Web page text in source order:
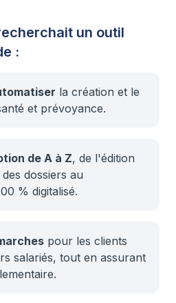
un outil
:
la création et le
et prévoyance.
de A à Z, de l'édition
dossiers au
% digitalisé.
pour les clients
salariés, tout en assurant